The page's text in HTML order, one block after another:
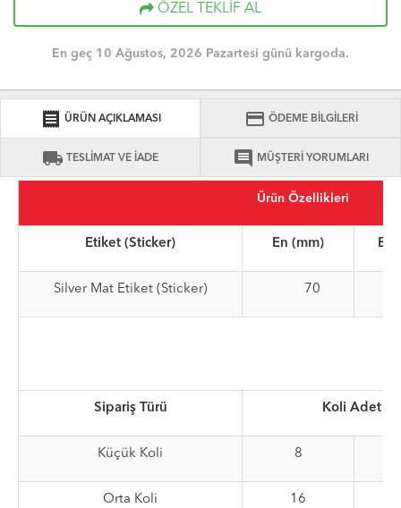
ÖZEL TEKLİF AL
En geç 10 Ağustos, 2026 Pazartesi günü kargoda.
receipt ÜRÜN AÇIKLAMASI credit_card ÖDEME BİLGİLERİ
local_shipping TESLİMAT VE İADE comment MÜŞTERİ YORUMLARI
Ürün Özellikleri
Etiket (Sticker) En (mm)
Silver Mat Etiket (Sticker) 70
Sipariş Türü Koli Adet
Küçük Koli 8
Orta Koli 16